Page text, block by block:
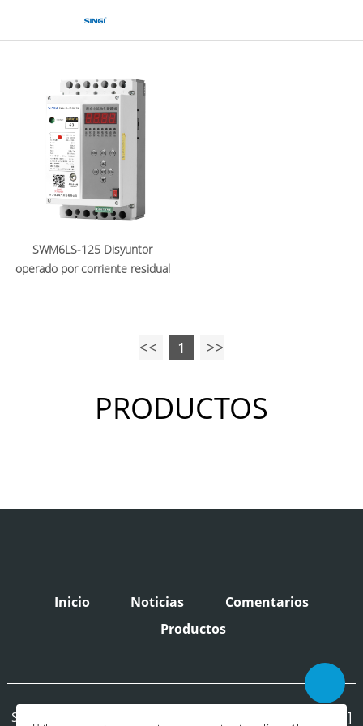
SWM6LS-125 Disyuntor
operado por corriente residual
1
PRODUCTOS
Inicio Noticias
Comentarios
Productos
Singi Electrical [Correo electrónico: singi100@singi.com]